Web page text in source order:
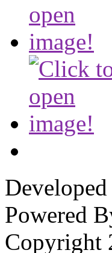
Powered
Copyright